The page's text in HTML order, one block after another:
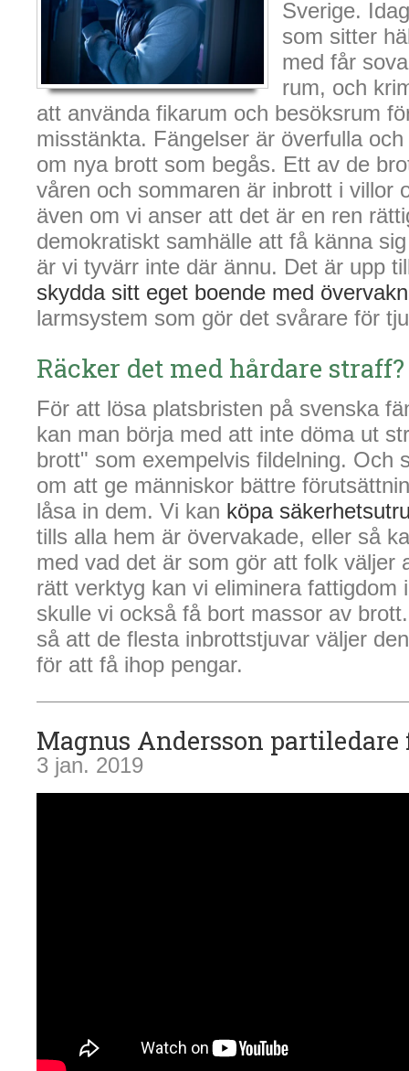
Sverige.
som sitter
med får
rum, och
att använda fikarum och besöksrum
misstänkta. Fängelser är överfulla
om nya brott som begås. Ett av de
våren och sommaren är inbrott i villor
även om vi anser att det är en ren
demokratiskt samhälle att få känna
är vi tyvärr inte där ännu. Det är upp
skydda sitt eget boende med
larmsystem som gör det svårare för
Räcker det med hårdare straff?
För att lösa platsbristen på svenska
kan man börja med att inte döma ut
brott" som exempelvis fildelning. Och
om att ge människor bättre
låsa in dem. Vi kan köpa
tills alla hem är övervakade, eller så
med vad det är som gör att folk väljer
rätt verktyg kan vi eliminera fattigdom
skulle vi också få bort massor av
så att de flesta inbrottstjuvar väljer
för att få ihop pengar.
Magnus Andersson partiledare
3 jan. 2019